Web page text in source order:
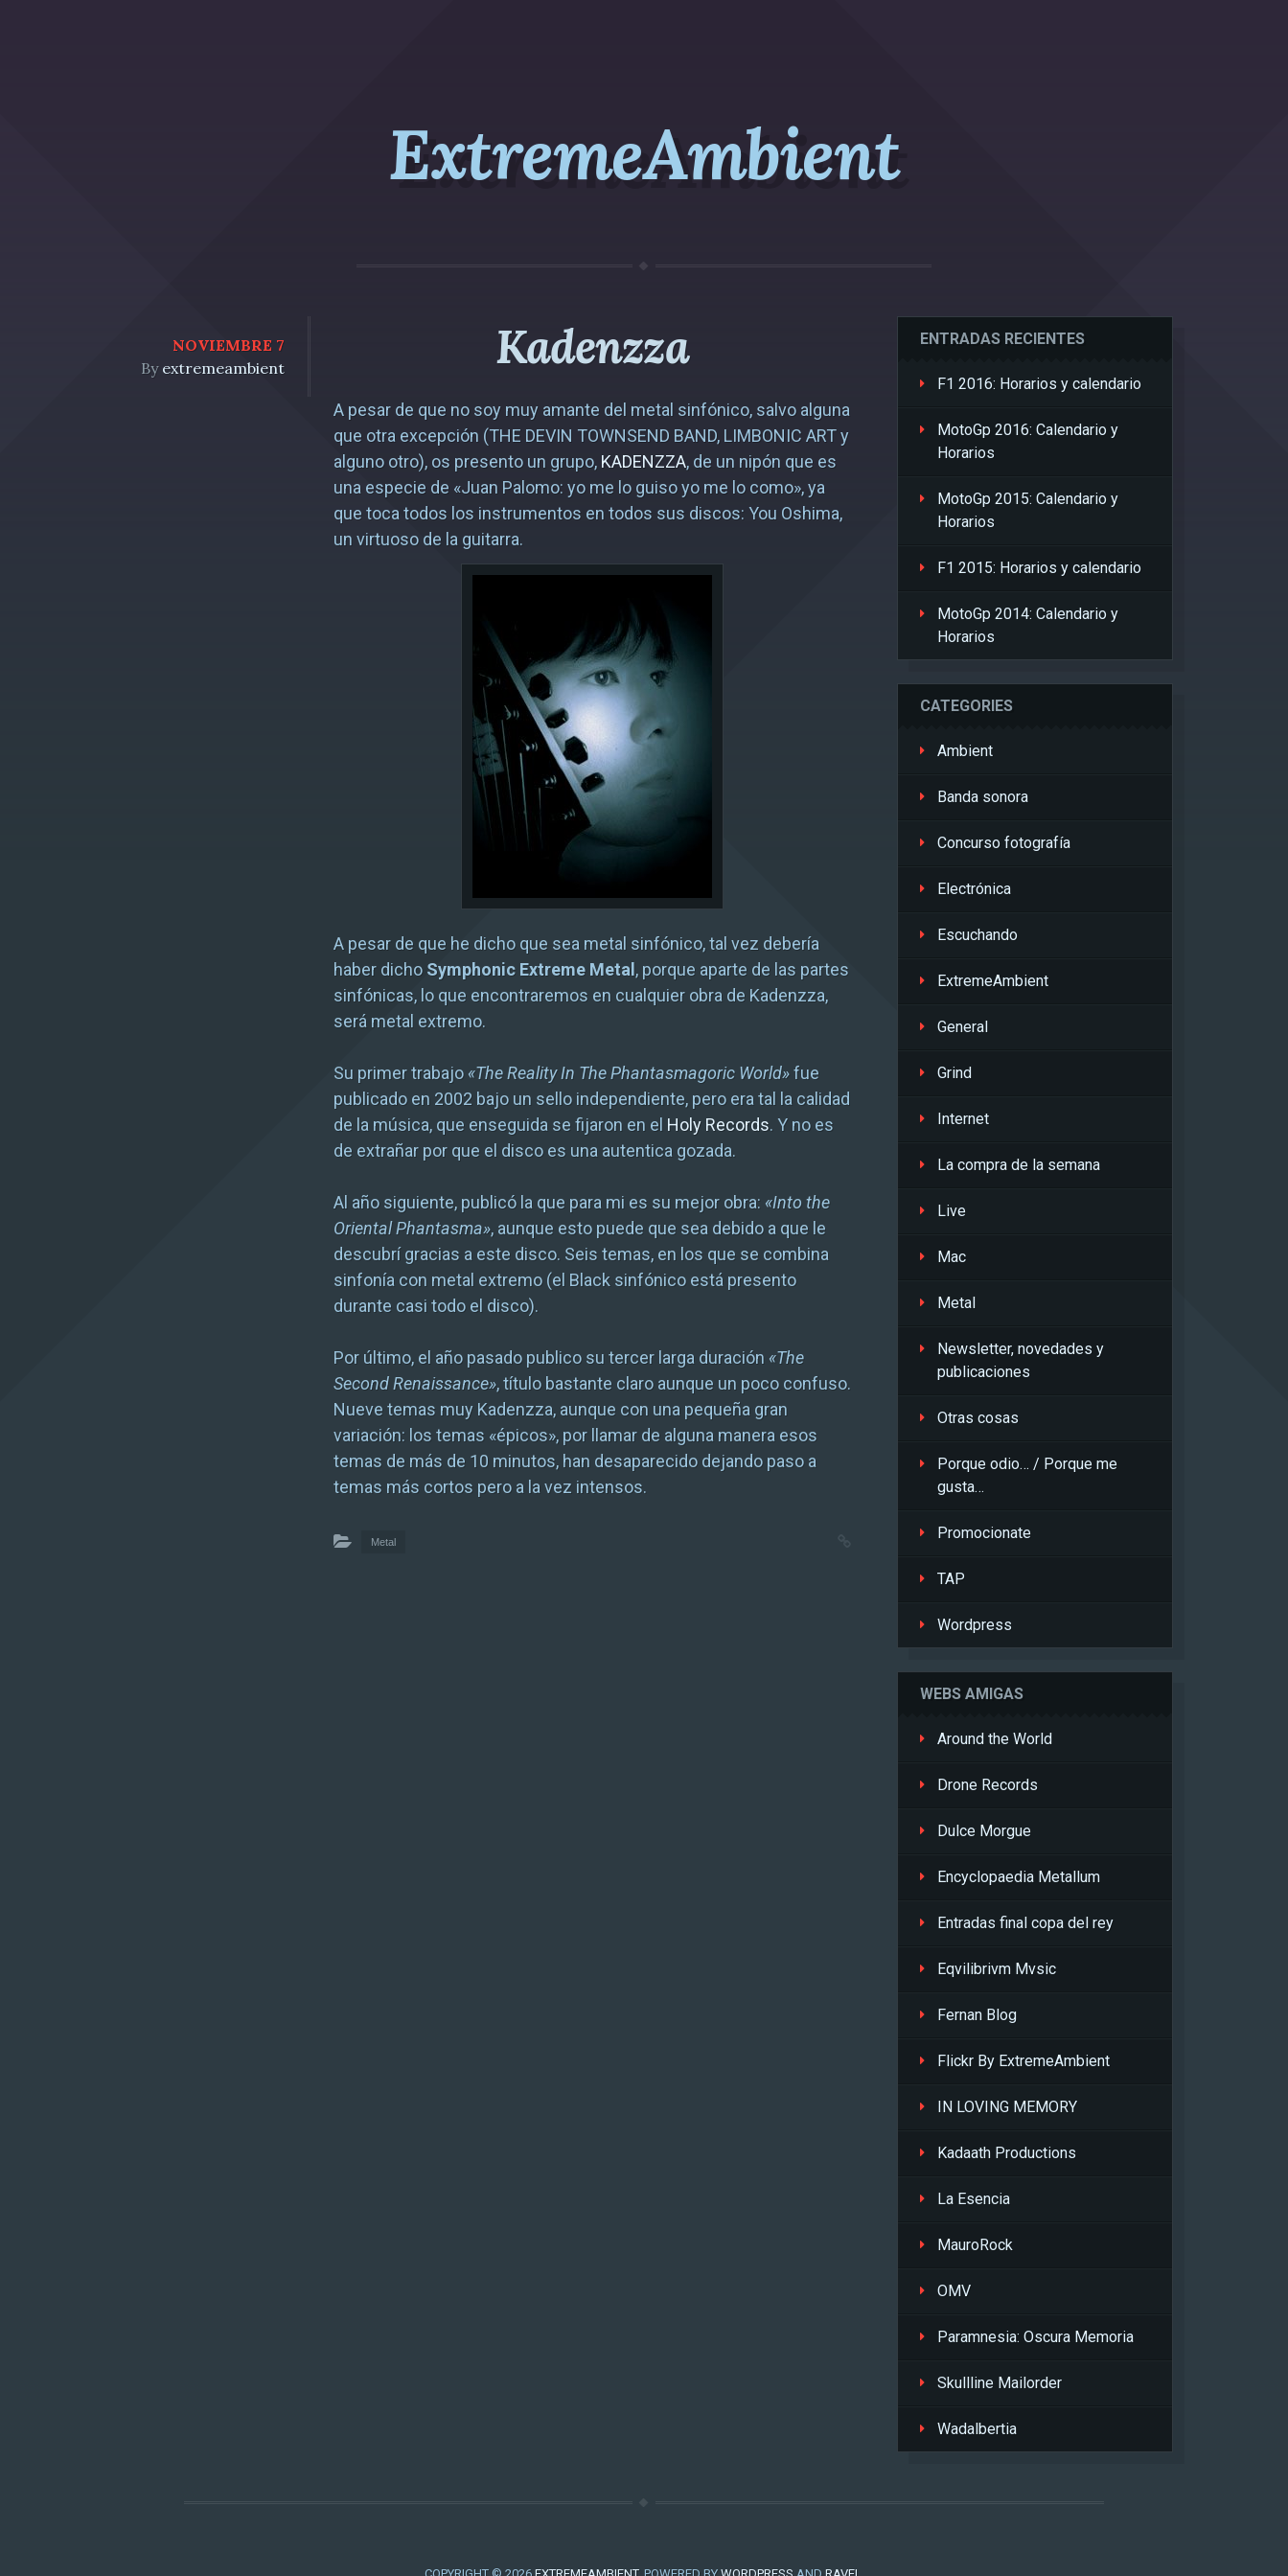
ExtremeAmbient
NOVIEMBRE 7
By extremeambient Kadenzza
A pesar de que no soy muy amante del metal sinfónico, salvo alguna
que otra excepción (THE DEVIN TOWNSEND BAND, LIMBONIC ART y
alguno otro), os presento un grupo, KADENZZA, de un nipón que es
una especie de «Juan Palomo: yo me lo guiso yo me lo como», ya
que toca todos los instrumentos en todos sus discos: You Oshima,
un virtuoso de la guitarra.
A pesar de que he dicho que sea metal sinfónico, tal vez debería
haber dicho Symphonic Extreme Metal , porque aparte de las partes
sinfónicas, lo que encontraremos en cualquier obra de Kadenzza,
será metal extremo.
Su primer trabajo «The Reality In The Phantasmagoric World»fue
publicado en 2002 bajo un sello independiente, pero era tal la calidad
de la música, que enseguida se fijaron en el Holy Records. Y no es
de extrañar por que el disco es una autentica gozada.
Al año siguiente, publicó la que para mi es su mejor obra: «Into the
Oriental Phantasma», aunque esto puede que sea debido a que le
descubrí gracias a este disco. Seis temas, en los que se combina
sinfonía con metal extremo (el Black sinfónico está presento
durante casi todo el disco).
Por último, el año pasado publico su tercer larga duración «The
Second Renaissance», título bastante claro aunque un poco confuso.
Nueve temas muy Kadenzza, aunque con una pequeña gran
variación: los temas «épicos», por llamar de alguna manera esos
temas de más de 10 minutos, han desaparecido dejando paso a
temas más cortos pero a la vez intensos.
Metal
ENTRADAS RECIENTES
F1 2016: Horarios y calendario
MotoGp 2016: Calendario y
Horarios
MotoGp 2015: Calendario y
Horarios
F1 2015: Horarios y calendario
MotoGp 2014: Calendario y
Horarios
CATEGORIES
Ambient
Banda sonora
Concurso fotografía
Electrónica
Escuchando
ExtremeAmbient
General
Grind
Internet
La compra de la semana
Live
Mac
Metal
Newsletter, novedades y
publicaciones
Otras cosas
Porque odio… / Porque me
gusta…
Promocionate
TAP
Wordpress
WEBS AMIGAS
Around the World
Drone Records
Dulce Morgue
Encyclopaedia Metallum
Entradas final copa del rey
Eqvilibrivm Mvsic
Fernan Blog
Flickr By ExtremeAmbient
IN LOVING MEMORY
Kadaath Productions
La Esencia
MauroRock
OMV
Paramnesia: Oscura Memoria
Skullline Mailorder
Wadalbertia